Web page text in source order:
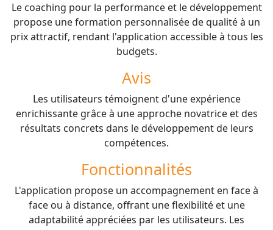
Le coaching pour la performance et le développement
propose une formation personnalisée de qualité à un
prix attractif, rendant l'application accessible à tous les
budgets.
Avis
Les utilisateurs témoignent d'une expérience
enrichissante grâce à une approche novatrice et des
résultats concrets dans le développement de leurs
compétences.
Fonctionnalités
L'application propose un accompagnement en face à
face ou à distance, offrant une flexibilité et une
adaptabilité appréciées par les utilisateurs. Les